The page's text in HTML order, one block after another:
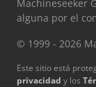
Machineseeker
alguna por el
© 1999 - 2026
Este sitio está
privacidad y los